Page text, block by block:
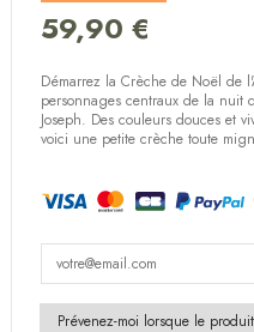
59,90 €
Démarrez la Crèche de Noël de
personnages centraux de la nuit
Joseph. Des couleurs douces et
voici une petite crèche toute